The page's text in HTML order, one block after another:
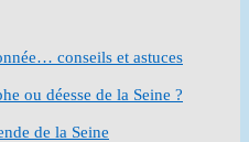
conseils et astuces
ou déesse de la Seine ?
de la Seine